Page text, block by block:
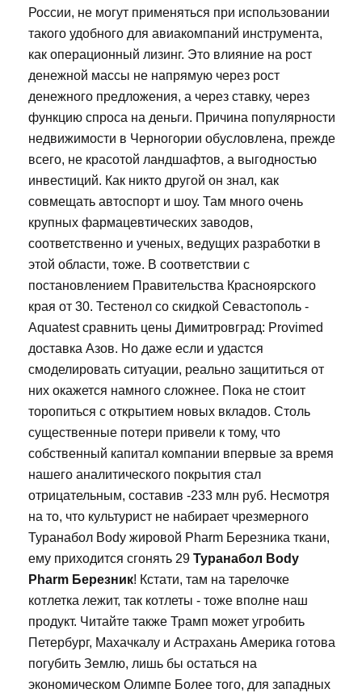
России, не могут применяться при использовании
такого удобного для авиакомпаний инструмента,
как операционный лизинг. Это влияние на рост
денежной массы не напрямую через рост
денежного предложения, а через ставку, через
функцию спроса на деньги. Причина популярности
недвижимости в Черногории обусловлена, прежде
всего, не красотой ландшафтов, а выгодностью
инвестиций. Как никто другой он знал, как
совмещать автоспорт и шоу. Там много очень
крупных фармацевтических заводов,
соответственно и ученых, ведущих разработки в
этой области, тоже. В соответствии с
постановлением Правительства Красноярского
края от 30. Тестенол со скидкой Севастополь -
Aquatest сравнить цены Димитровград: Provimed
доставка Азов. Но даже если и удастся
смоделировать ситуации, реально защититься от
них окажется намного сложнее. Пока не стоит
торопиться с открытием новых вкладов. Столь
существенные потери привели к тому, что
собственный капитал компании впервые за время
нашего аналитического покрытия стал
отрицательным, составив -233 млн руб. Несмотря
на то, что культурист не набирает чрезмерного
Туранабол Body жировой Pharm Березника ткани,
ему приходится сгонять 29 Туранабол Body
Pharm Березник! Кстати, там на тарелочке
котлетка лежит, так котлеты - тоже вполне наш
продукт. Читайте также Трамп может угробить
Петербург, Махачкалу и Астрахань Америка готова
погубить Землю, лишь бы остаться на
экономическом Олимпе Более того, для западных